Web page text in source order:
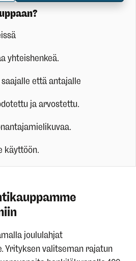
yhteishenkeä.
että antajalle
ja arvostettu.
käyttöön.
joululahjat
Yrityksen valitseman rajatun